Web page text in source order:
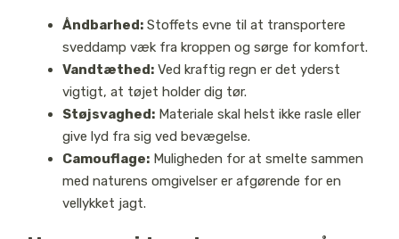
Åndbarhed:Stoffets evne til at transportere
sveddamp væk fra kroppen og sørge for komfort.
Vandtæthed:Ved kraftig regn er det yderst
vigtigt, at tøjet holder dig tør.
Støjsvaghed:Materiale skal helst ikke rasle eller
give lyd fra sig ved bevægelse.
Camouflage:Muligheden for at smelte sammen
med naturens omgivelser er afgørende for en
vellykket jagt.